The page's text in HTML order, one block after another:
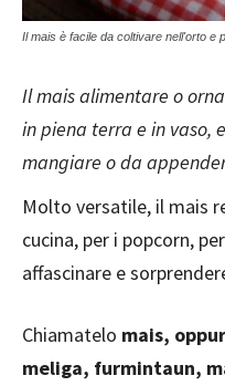
Il mais è facile da coltivare nell'orto e
Il mais alimentare o
in piena terra e in vaso,
mangiare o da
Molto versatile, il mais
cucina, per i popcorn,
affascinare e
Chiamatelo mais,
meliga, furmintaun,